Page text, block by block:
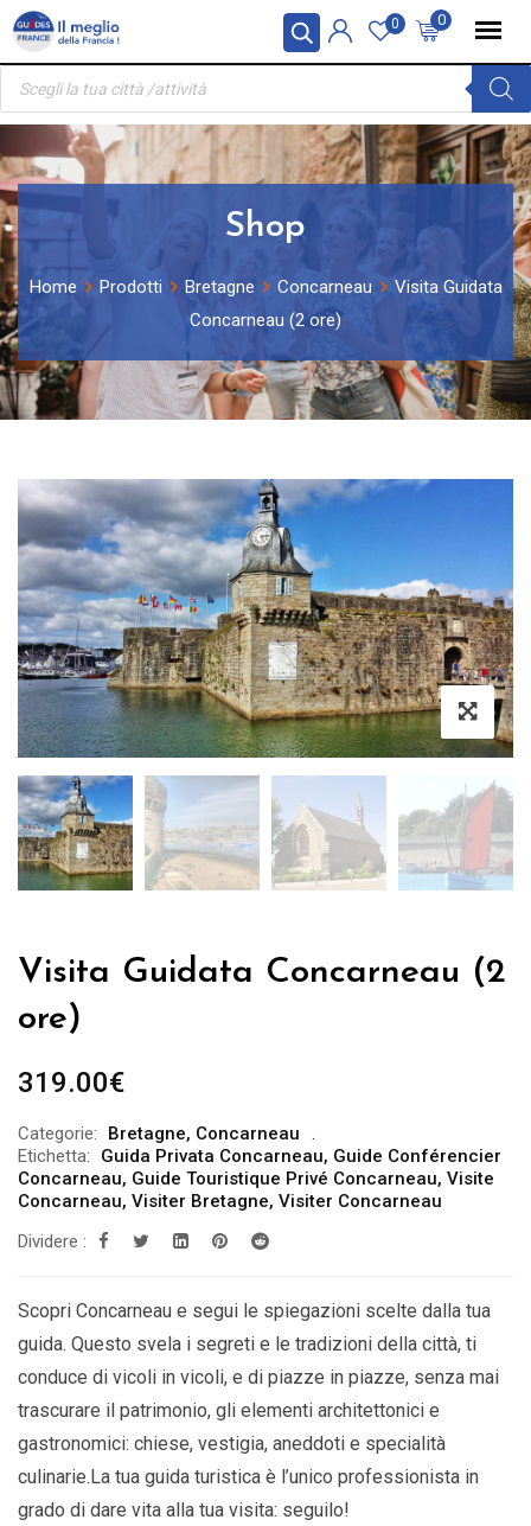
Pannello di gestione dei cookies
Skip
content
0
0
Ricerca
prodotti
Shop
Home Prodotti Bretagne Concarneau
Visita Guidata
Concarneau (2 ore)
Visita Guidata Concarneau (2
ore)
319.00€
Categorie: Bretagne, Concarneau
Etichetta:
Guida Privata Concarneau, Guide Conférencier
Concarneau, Guide Touristique Privé Concarneau, Visite
Concarneau, Visiter Bretagne, Visiter Concarneau
Dividere :
Scopri Concarneau e segui le spiegazioni scelte dalla tua
guida. Questo svela i segreti e le tradizioni della città, ti
conduce di vicoli in vicoli, e di piazze in piazze, senza mai
trascurare il patrimonio, gli elementi architettonici e
gastronomici: chiese, vestigia, aneddoti e specialità
culinarie.La tua guida turistica è l’unico professionista in
grado di dare vita alla tua visita: seguilo!